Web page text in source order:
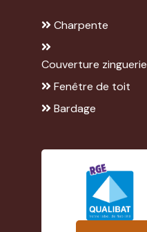
Charpente
Couverture zinguerie
Fenêtre de toit
Bardage